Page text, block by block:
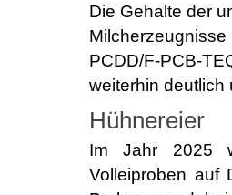
Die Gehalte der
Milcherzeugnisse
PCDD/F-PCB-
weiterhin deutlich
Hühnereier
Im Jahr 2025
Volleiproben auf